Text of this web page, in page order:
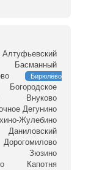
Алтуфьевский
Басманный
Бирюлёво
Богородское
Внуково
Дегунино
Жулебино
Даниловский
Дорогомилово
Зюзино
Капотня